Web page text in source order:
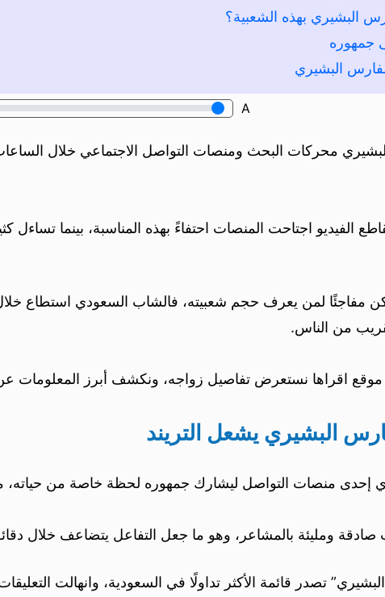
البشيري بهذه الشعبية؟
جمهوره
البشيري
A
محركات البحث ومنصات التواصل الاجتماعي خلال الساعات
الفيديو اجتاحت المنصات احتفاءً بهذه المناسبة، بينما
يكن مفاجئًا لمن يعرف حجم شعبيته، فالشاب السعودي استطاع
من الناس.
اقراها نستعرض تفاصيل زواجه، ونكشف أبرز المعلومات عن
البشيري يشعل التريند
إحدى منصات التواصل ليشارك جمهوره لحظة خاصة من حياته،
صادقة ومليئة بالمشاعر، وهو ما جعل التفاعل يتضاعف خلال
تصدر قائمة الأكثر تداولًا في السعودية، وانهالت